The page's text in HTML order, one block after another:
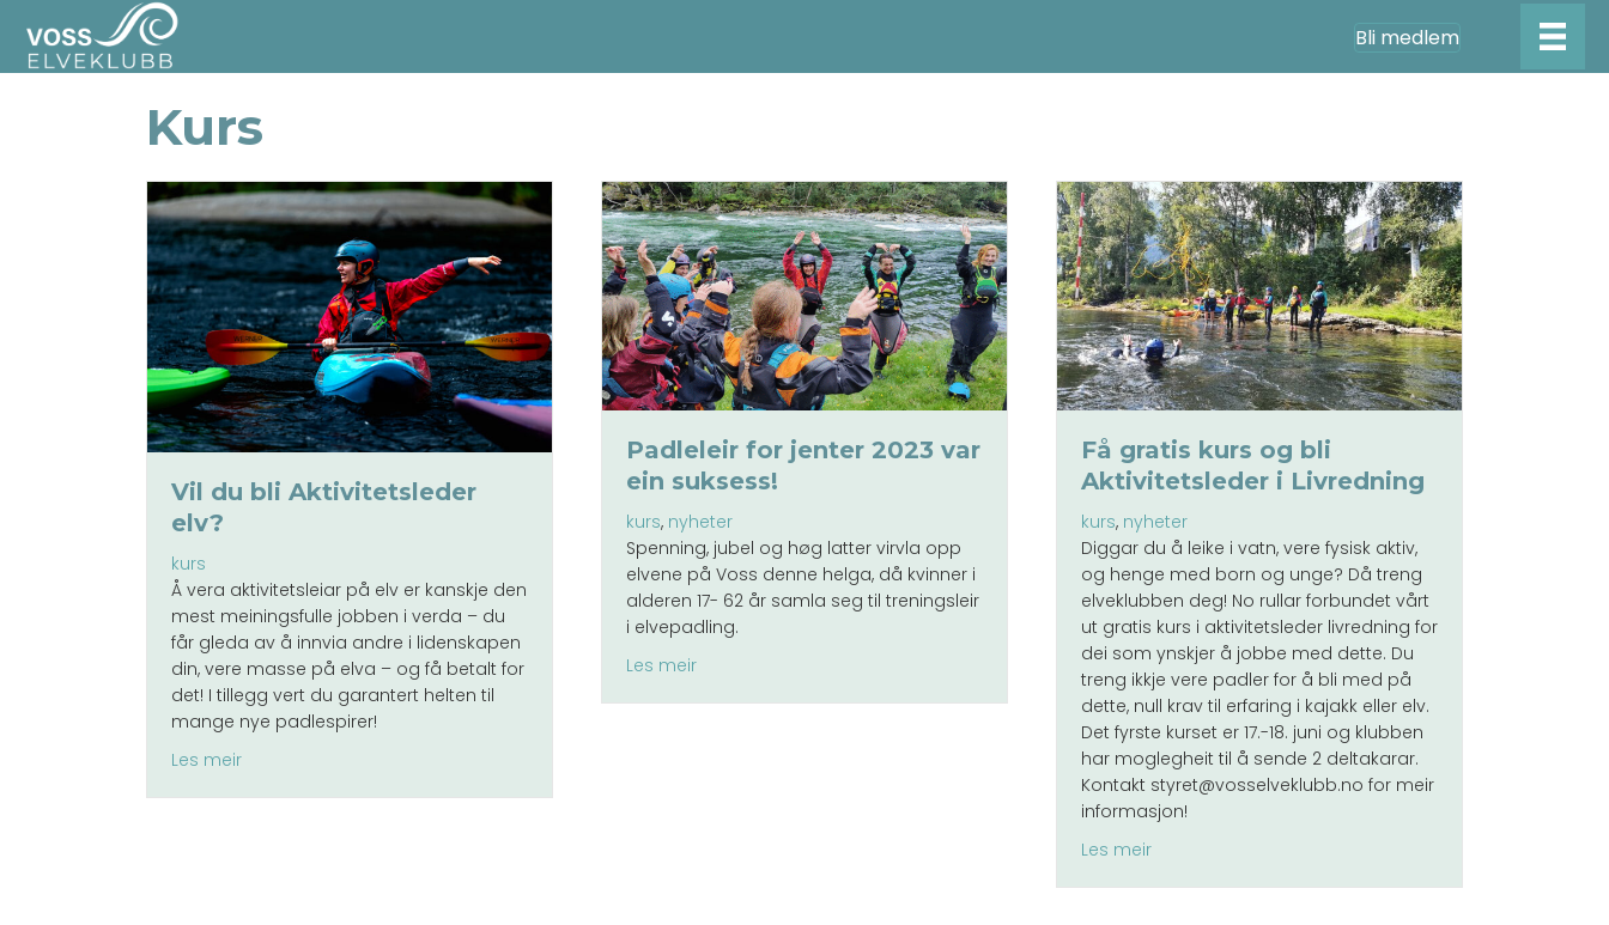
Bli medlem
Kurs
Vil du bli Aktivitetsleder
elv?
kurs
Å vera aktivitetsleiar på elv er kanskje den
mest meiningsfulle jobben i verda – du
får gleda av å innvia andre i lidenskapen
din, vere masse på elva – og få betalt for
det! I tillegg vert du garantert helten til
mange nye padlespirer!
Les meirabout Vil du bli Aktivitetsleder elv?
Padleleir for jenter 2023 var
ein suksess!
kurs, nyheter
Spenning, jubel og høg latter virvla opp
elvene på Voss denne helga, då kvinner i
alderen 17- 62 år samla seg til treningsleir
i elvepadling.
Les meirabout Padleleir for jenter 2023 var ein suksess!
Få gratis kurs og bli
Aktivitetsleder i Livredning
kurs, nyheter
Diggar du å leike i vatn, vere fysisk aktiv,
og henge med born og unge? Då treng
elveklubben deg! No rullar forbundet vårt
ut gratis kurs i aktivitetsleder livredning for
dei som ynskjer å jobbe med dette. Du
treng ikkje vere padler for å bli med på
dette, null krav til erfaring i kajakk eller elv.
Det fyrste kurset er 17.-18. juni og klubben
har moglegheit til å sende 2 deltakarar.
Kontakt styret@vosselveklubb.no for meir
informasjon!
Les meirabout Få gratis kurs og bli Aktivitetsleder i Livredning